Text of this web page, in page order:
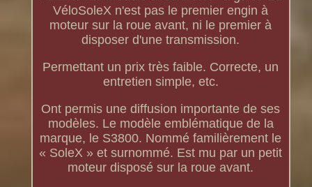
VéloSoleX n'est pas le premier engin à
moteur sur la roue avant, ni le premier à
disposer d'une transmission.
Permettant un prix très faible. Correcte, un
entretien simple, etc.
Ont permis une diffusion importante de ses
modèles. Le modèle emblématique de la
marque, le S3800. Nommé familièrement le
« SoleX » et surnommé. Est mu par un petit
moteur disposé sur la roue avant.